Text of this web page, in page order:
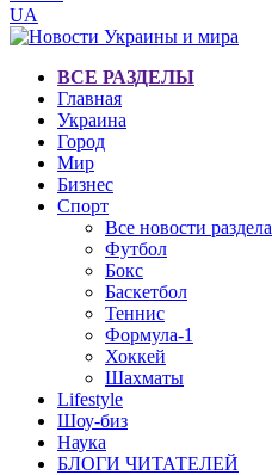
UA
ВСЕ РАЗДЕЛЫ
Главная
Украина
Город
Мир
Бизнес
Спорт
Все новости раздела
Футбол
Бокс
Баскетбол
Теннис
Формула-1
Хоккей
Шахматы
Lifestyle
Шоу-биз
Наука
БЛОГИ ЧИТАТЕЛЕЙ